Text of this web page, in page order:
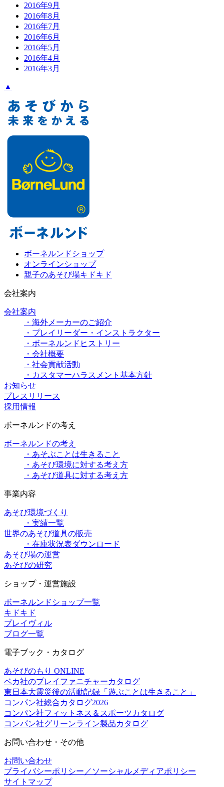
2016年9月
2016年8月
2016年7月
2016年6月
2016年5月
2016年4月
2016年3月
▲
ボーネルンドショップ
オンラインショップ
親子のあそび場キドキド
会社案内
会社案内
・海外メーカーのご紹介
・プレイリーダー・インストラクター
・ボーネルンドヒストリー
・会社概要
・社会貢献活動
・カスタマーハラスメント基本方針
お知らせ
プレスリリース
採用情報
ボーネルンドの考え
ボーネルンドの考え
・あそぶことは生きること
・あそび環境に対する考え方
・あそび道具に対する考え方
事業内容
あそび環境づくり
・実績一覧
世界のあそび道具の販売
・在庫状況表ダウンロード
あそび場の運営
あそびの研究
ショップ・運営施設
ボーネルンドショップ一覧
キドキド
プレイヴィル
ブログ一覧
電子ブック・カタログ
あそびのもり ONLINE
ベカ社のプレイファニチャーカタログ
東日本大震災後の活動記録「遊ぶことは生きること」
コンパン社総合カタログ2026
コンパン社フィットネス＆スポーツカタログ
コンパン社グリーンライン製品カタログ
お問い合わせ・その他
お問い合わせ
プライバシーポリシー／ソーシャルメディアポリシー
サイトマップ